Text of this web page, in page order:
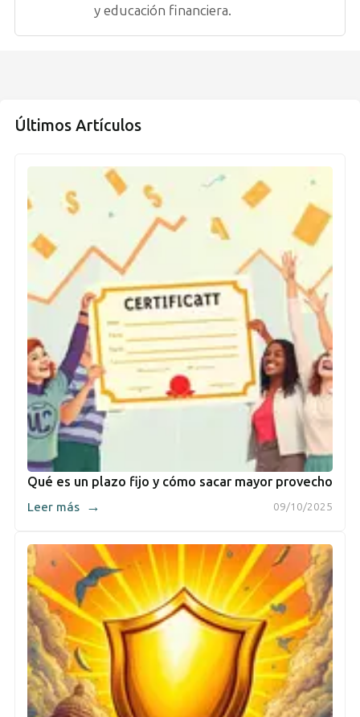
y educación financiera.
Últimos Artículos
Qué es un plazo fijo y cómo sacar mayor provecho
09/10/2025
Leer más →